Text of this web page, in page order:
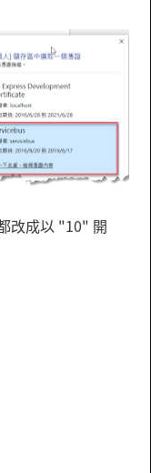
改成以 "10" 開